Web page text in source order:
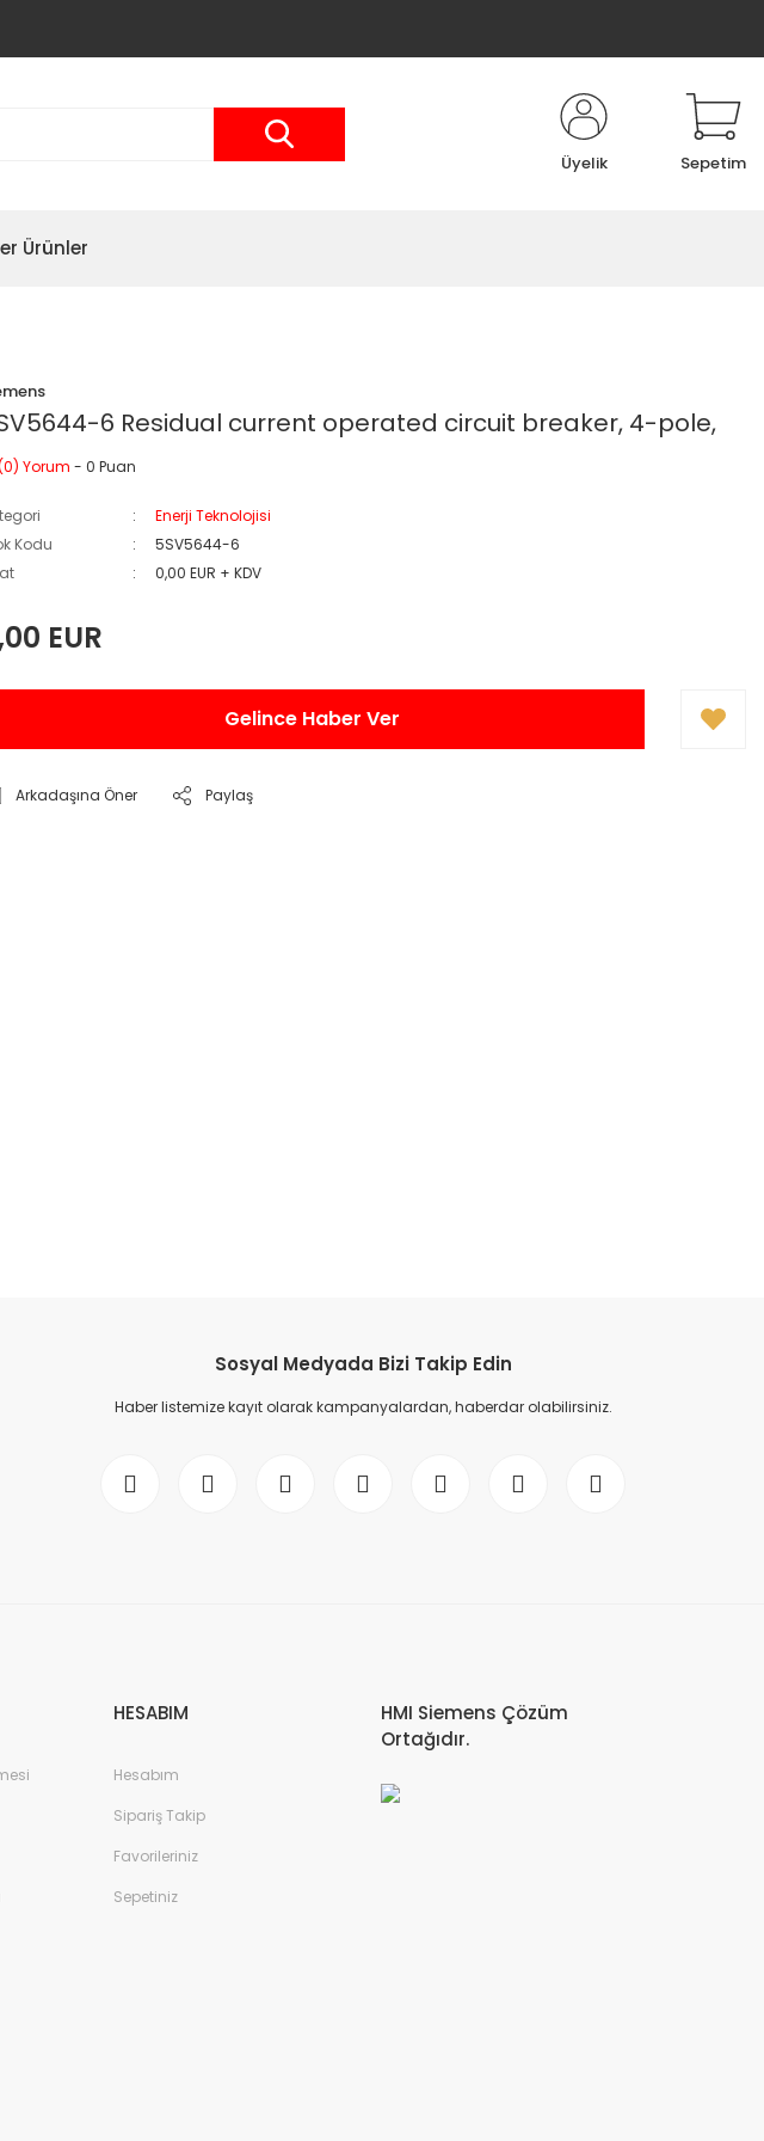
Üyelik Sepetim
Ürünler
6 Residual current operated circuit breaker, 4-pole,
Yorum - 0 Puan
Enerji Teknolojisi
Kodu
5SV5644-6
0,00 EUR + KDV
EUR
Gelince Haber Ver
Arkadaşına Öner Paylaş
Sosyal Medyada Bizi Takip Edin
Haber listemize kayıt olarak kampanyalardan, haberdar olabilirsiniz.
HESABIM
Hesabım
Sipariş Takip
Favorileriniz
Sepetiniz
HMI Siemens Çözüm
Ortağıdır.